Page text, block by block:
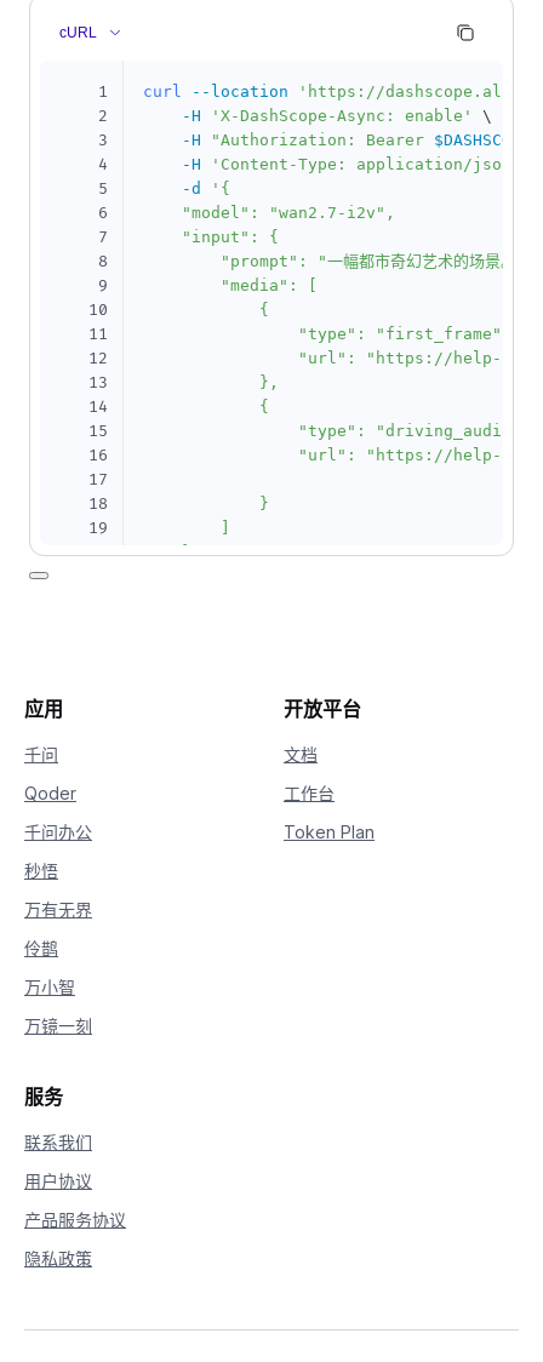
cURL
1
2
3
4
5
6
7
8
9
10
11
12
13
14
15
16
17
18
19
20
curl --location
'https://
-H
'X-DashScope-Async: enable'
\
-H
"Authorization: Bearer
-H
'Content-Type: application/json'
-d
'{
    "model": "wan2.7-i2v",
    "input": {
"prompt": "一幅都市奇幻艺术的场景。一个
        "media": [
            {
                "type": "first_frame",
"url": "https://help-
            },
            {
                "type": "driving_audio",
"url": "https://help-
            }
    },
应用
千问
Qoder
千问办公
秒悟
万有无界
伶鹊
万小智
万镜一刻
开放平台
文档
工作台
Token Plan
服务
联系我们
用户协议
产品服务协议
隐私政策